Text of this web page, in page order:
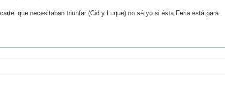
que necesitaban triunfar (Cid y Luque) no sé yo si ésta Feria está para